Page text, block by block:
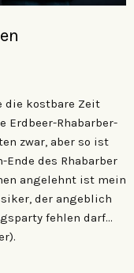
die kostbare Zeit
Erdbeer-Rhabarber-
zwar, aber so ist
des Rhabarber
angelehnt ist mein
der angeblich
fehlen darf…